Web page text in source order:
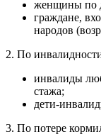
женщины по
граждане,
народов
2. По
инвалиды
стажа;
дети-
3. По потере